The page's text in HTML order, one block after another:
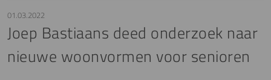
01.03.2022
Joep Bastiaans deed onderzoek naar
nieuwe woonvormen voor senioren